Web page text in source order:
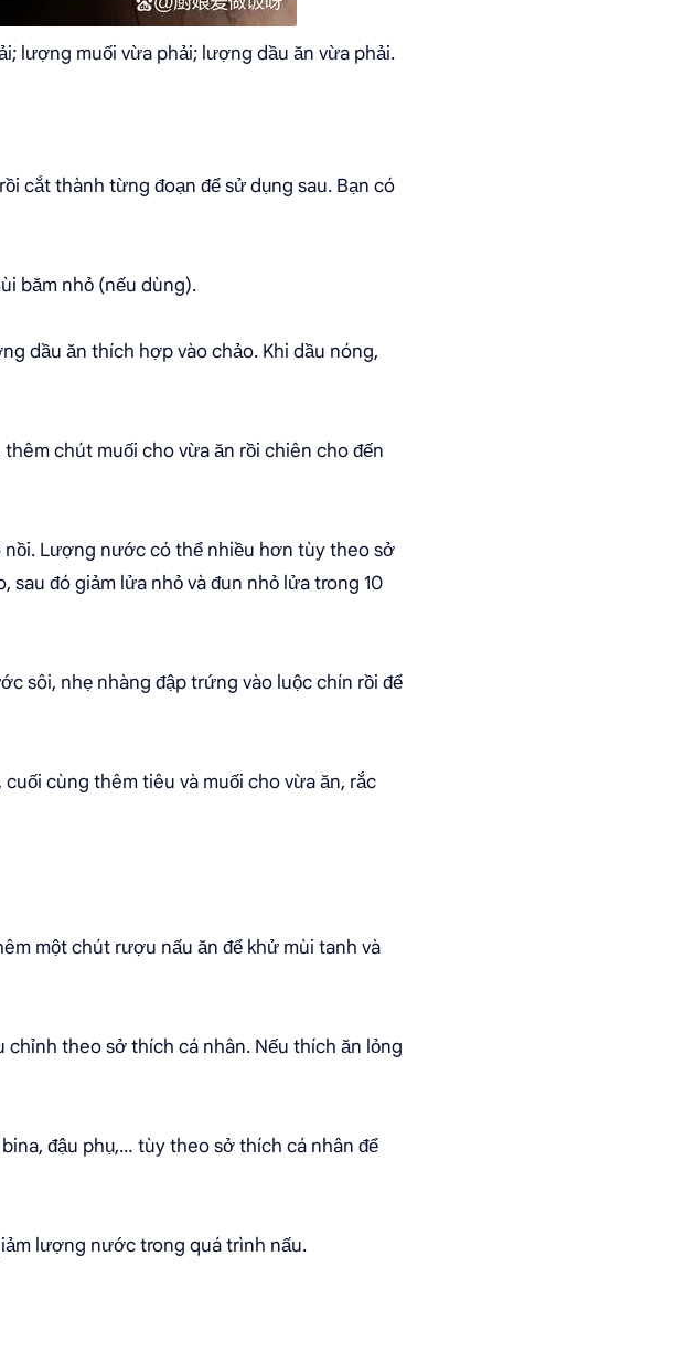
lượng muối vừa phải; lượng dầu ăn vừa phải.
cắt thành từng đoạn để sử dụng sau. Bạn có
băm nhỏ (nếu dùng).
dầu ăn thích hợp vào chảo. Khi dầu nóng,
chút muối cho vừa ăn rồi chiên cho đến
Lượng nước có thể nhiều hơn tùy theo sở
đó giảm lửa nhỏ và đun nhỏ lửa trong 10
sôi, nhẹ nhàng đập trứng vào luộc chín rồi để
cùng thêm tiêu và muối cho vừa ăn, rắc
một chút rượu nấu ăn để khử mùi tanh và
theo sở thích cá nhân. Nếu thích ăn lỏng
đậu phụ,… tùy theo sở thích cá nhân để
lượng nước trong quá trình nấu.